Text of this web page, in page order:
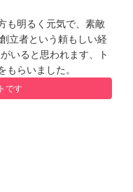
も明るく元気で、素敵
立者という頼もしい経
いると思われます、ト
らいました。
です